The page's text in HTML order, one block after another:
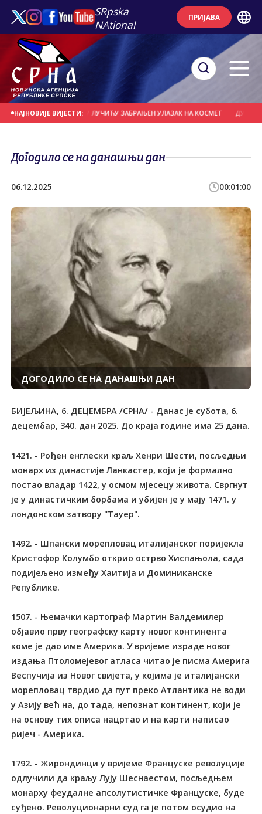
SRpska
NAtional
ПРИЈАВА
НАЈНОВИЈЕ ВИЈЕСТИ:
ВЛАДИМИРУ ЛУЧИЋУ ЗАБРАЊЕН УЛАЗАК НА КОСМЕТ ДУБОКЕ ВЕЗЕ
Догодило се на данашњи дан
06.12.2025 00:01:00
ДОГОДИЛО СЕ НА ДАНАШЊИ ДАН
БИЈЕЉИНА, 6. ДЕЦЕМБРА /СРНА/ - Данас је субота, 6.
децембар, 340. дан 2025. До краја године има 25 дана.
1421. - Рођен енглески краљ Хенри Шести, посљедњи
монарх из династије Ланкастер, који је формално
постао владар 1422, у осмом мјесецу живота. Свргнут
је у династичким борбама и убијен је у мају 1471. у
лондонском затвору "Тауер".
1492. - Шпански морепловац италијанског поријекла
Кристофор Колумбо открио острво Хиспањола, сада
подијељено између Хаитија и Доминиканске
Републике.
1507. - Њемачки картограф Мартин Валдемилер
објавио прву географску карту новог континента
коме је дао име Америка. У вријеме израде новог
издања Птоломејевог атласа читао је писма Америга
Веспучија из Новог свијета, у којима је италијански
морепловац тврдио да пут преко Атлантика не води
у Азију већ на, до тада, непознат континент, који је
на основу тих описа нацртао и на карти написао
ријеч - Америка.
1792. - Жирондинци у вријеме Француске револуције
одлучили да краљу Лују Шеснаестом, посљедњем
монарху феудалне апсолутистичке Француске, буде
суђено. Револуционарни суд га је потом осудио на